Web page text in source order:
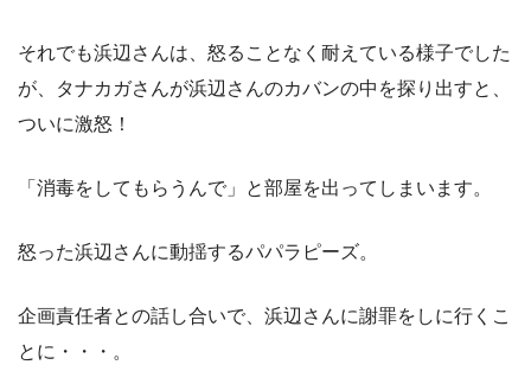
それでも浜辺さんは、怒ることなく耐えている様子でした
が、タナカガさんが浜辺さんのカバンの中を探り出すと、
ついに激怒！
「消毒をしてもらうんで」と部屋を出ってしまいます。
怒った浜辺さんに動揺するパパラピーズ。
企画責任者との話し合いで、浜辺さんに謝罪をしに行くこ
とに・・・。